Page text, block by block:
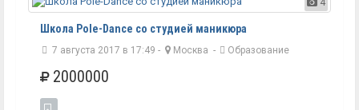
4
Школа Pole-Dance со студией маникюра
7 августа 2017 в 17:49 - Москва - Образование
2000000